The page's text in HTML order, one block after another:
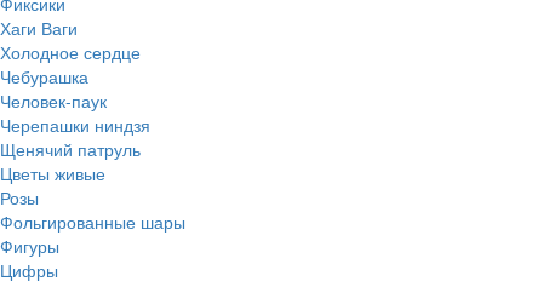
Хаги Ваги
Холодное сердце
Чебурашка
Человек-паук
Черепашки ниндзя
Щенячий патруль
Цветы живые
Розы
Фольгированные шары
Фигуры
Цифры